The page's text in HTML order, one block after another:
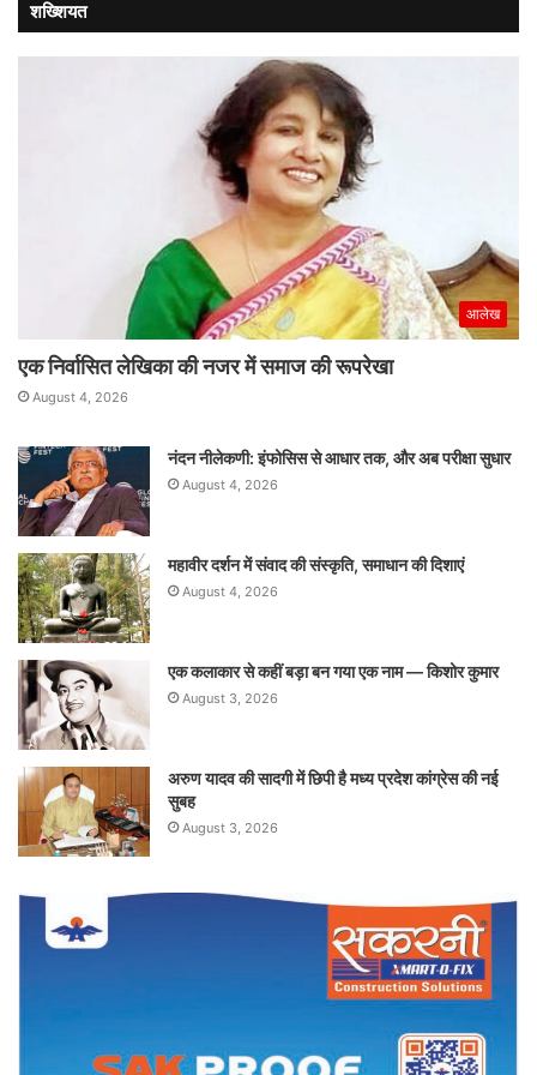
शख्शियत
आलेख
एक निर्वासित लेखिका की नजर में समाज की रूपरेखा
August 4, 2026
नंदन नीलेकणी: इंफोसिस से आधार तक, और अब परीक्षा सुधार
August 4, 2026
महावीर दर्शन में संवाद की संस्कृति, समाधान की दिशाएं
August 4, 2026
एक कलाकार से कहीं बड़ा बन गया एक नाम — किशोर कुमार
August 3, 2026
अरुण यादव की सादगी में छिपी है मध्य प्रदेश कांग्रेस की नई
सुबह
August 3, 2026